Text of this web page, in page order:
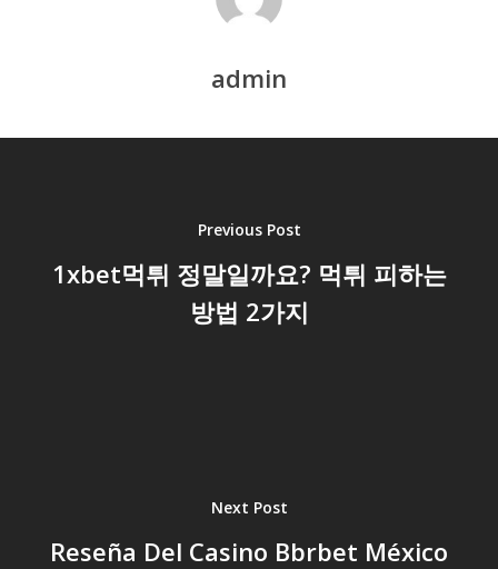
admin
Previous Post
1xbet먹튀 정말일까요? 먹튀 피하는
방법 2가지
Next Post
Reseña Del Casino Bbrbet México